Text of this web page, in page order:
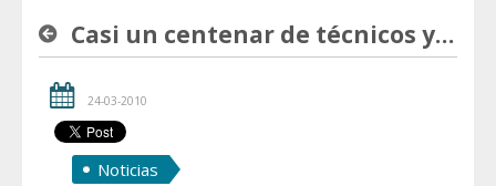
Casi un centenar de técnicos y universitarios participan en las jornadas sobre 'El vehículo eléctrico' organizadas por la Comunidad
24-03-2010
Noticias